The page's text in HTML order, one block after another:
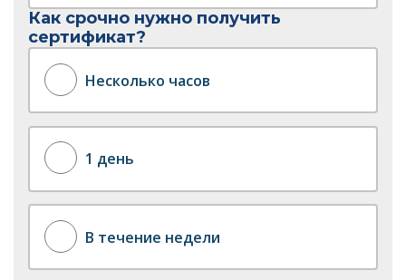
Как срочно нужно получить
сертификат?
Несколько часов
1 день
В течение недели